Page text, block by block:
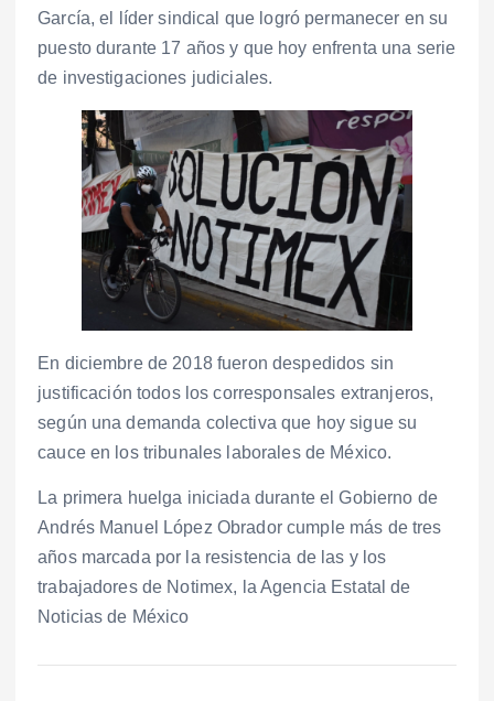
García, el líder sindical que logró permanecer en su
puesto durante 17 años y que hoy enfrenta una serie
de investigaciones judiciales.
En diciembre de 2018 fueron despedidos sin
justificación todos los corresponsales extranjeros,
según una demanda colectiva que hoy sigue su
cauce en los tribunales laborales de México.
La primera huelga iniciada durante el Gobierno de
Andrés Manuel López Obrador cumple más de tres
años marcada por la resistencia de las y los
trabajadores de Notimex, la Agencia Estatal de
Noticias de México